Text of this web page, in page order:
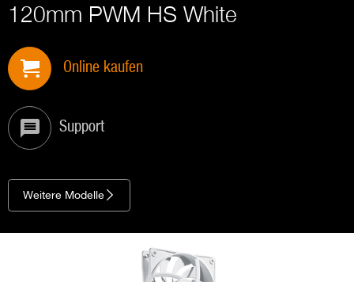
120mm PWM HS White
Online kaufen
Support
Weitere Modelle